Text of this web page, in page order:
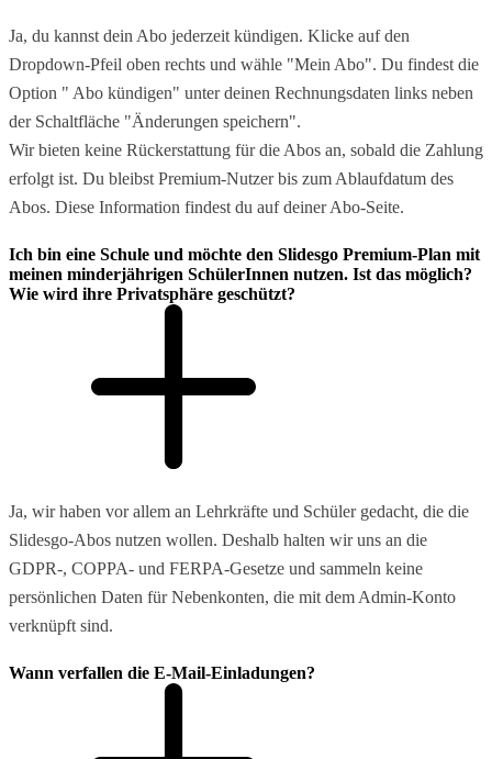
Ja, du kannst dein Abo jederzeit kündigen. Klicke auf den
Dropdown-Pfeil oben rechts und wähle "Mein Abo". Du findest die
Option " Abo kündigen" unter deinen Rechnungsdaten links neben
der Schaltfläche "Änderungen speichern".
Wir bieten keine Rückerstattung für die Abos an, sobald die Zahlung
erfolgt ist. Du bleibst Premium-Nutzer bis zum Ablaufdatum des
Abos. Diese Information findest du auf deiner Abo-Seite.
Ich bin eine Schule und möchte den Slidesgo Premium-Plan mit
meinen minderjährigen SchülerInnen nutzen. Ist das möglich?
Wie wird ihre Privatsphäre geschützt?
Ja, wir haben vor allem an Lehrkräfte und Schüler gedacht, die die
Slidesgo-Abos nutzen wollen. Deshalb halten wir uns an die
GDPR-, COPPA- und FERPA-Gesetze und sammeln keine
persönlichen Daten für Nebenkonten, die mit dem Admin-Konto
verknüpft sind.
Wann verfallen die E-Mail-Einladungen?